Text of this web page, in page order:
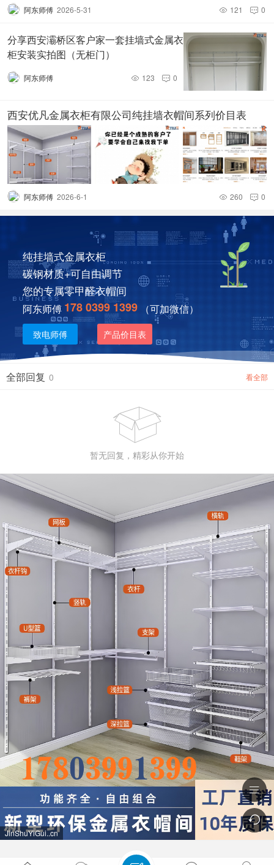
阿东师傅 2026-5-31  0
 121
分享西安灞桥区客户家一套挂墙式金属衣
柜安装实拍图（无柜门）
阿东师傅  0
 123
西安优凡金属衣柜有限公司纯挂墙衣帽间系列价目表
阿东师傅 2026-6-1  0
 260
纯挂墙式金属衣柜
碳钢材质+可自由调节
您的专属零甲醛衣帽间
阿东师傅 178 0399 1399 （可加微信）
致电师傅 产品价目表
全部回复 0 看全部

暂无回复，精彩从你开始
JinShuYiGui..cn

